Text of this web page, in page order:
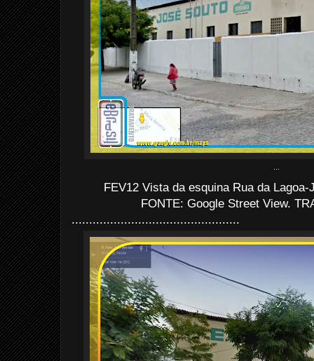
FEV12 Vista da esquina Rua da
FONTE: Google Street View.
................................................